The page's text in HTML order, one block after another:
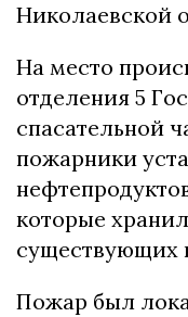
Николаевской
На место
отделения 5
спасательной
пожарники
которые
существующих
Пожар был